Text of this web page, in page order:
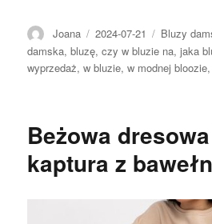
Autor
Joana Opublikowano
2024-07-21 Kategorie
Bluzy
damska,bluzę,czy w bluzie na,jaka
wyprzedaż,w bluzie,w modnej bloozie
Beżowa
kaptura z